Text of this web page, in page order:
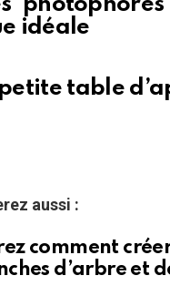
idéale
table
aussi :
comment
d’arbre et